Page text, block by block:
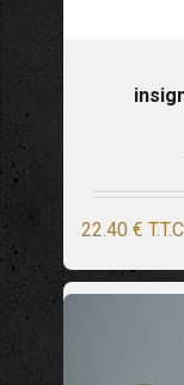
22.40 €